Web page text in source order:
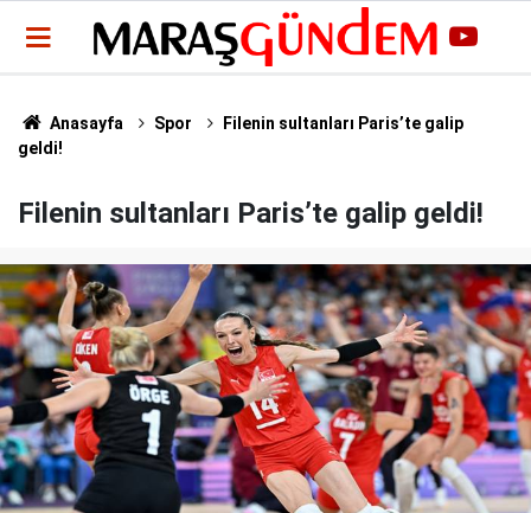
Anasayfa Spor
Filenin sultanları Paris’te galip
geldi!
Filenin sultanları Paris’te galip geldi!